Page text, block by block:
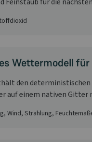
Wettermodell
den
auf einem nativen Gitter
Wind, Strahlung,